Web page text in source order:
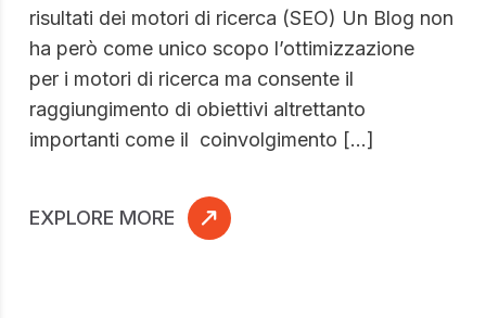
risultati dei motori di ricerca (SEO) Un Blog non
ha però come unico scopo l’ottimizzazione
per i motori di ricerca ma consente il
raggiungimento di obiettivi altrettanto
importanti come il coinvolgimento […]
EXPLORE MORE